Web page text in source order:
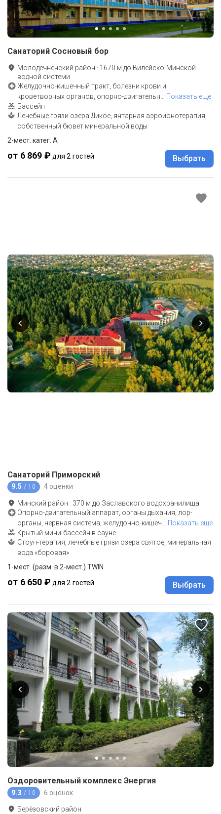
Санаторий Сосновый бор
Молодечненский район · 1670 м до Вилейско-Минской
водной системи
Желудочно-кишечный тракт, болезни крови и
кроветворных органов, опорно-двигательн
Показать еще
Бассейн
Лечебные грязи озера Дикое, янтарная аэроионотерапия,
собственный бювет минеральной воды
2-мест. катег. А
от 6 869 ₽ для 2 гостей Выбрать
Санаторий Приморский
9.5 / 10 4 оценки
Минский район · 370 м до Заславского водохранилища
Опорно-двигательный аппарат, органы дыхания, лор-
органы, нервная система, желудочно-кишеч
Показать еще
Крытый мини-бассейн в сауне
Стоун-терапия, лечебные грязи озера святое, минеральная
вода «боровая»
1-мест. (разм. в 2-мест.) TWIN
от 6 650 ₽ для 2 гостей Выбрать
Оздоровительный комплекс Энергия
9.3 / 10 6 оценок
Берёзовский район